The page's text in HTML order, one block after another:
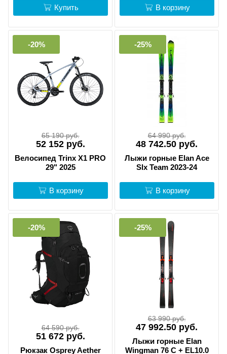
Купить В корзину
-20%
65 190 руб.
52 152 руб.
Велосипед Trinx X1 PRO
29" 2025
В корзину
-25%
64 990 руб.
48 742.50 руб.
Лыжи горные Elan Ace
Slx Team 2023-24
В корзину
-20%
64 590 руб.
51 672 руб.
Рюкзак Osprey Aether
-25%
63 990 руб.
47 992.50 руб.
Лыжи горные Elan
Wingman 76 C + EL10.0